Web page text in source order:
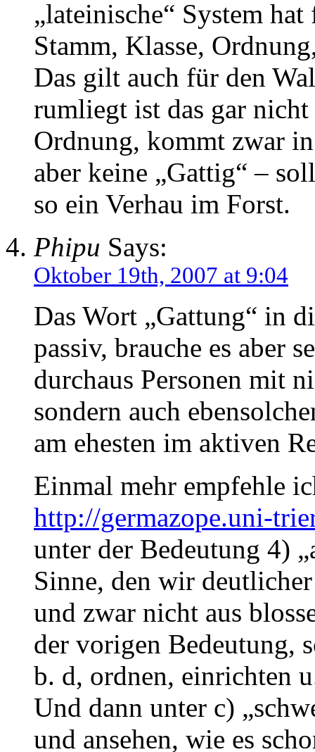
„lateinische“ System
Stamm, Klasse,
Das gilt auch für den
rumliegt ist das gar
Ordnung, kommt zwar
aber keine „Gattig“ –
so ein Verhau im Forst.
Phipu Says:
Oktober 19th, 2007 at 9:04
Das Wort „Gattung“ in
passiv, brauche es aber
durchaus Personen mit
sondern auch
am ehesten im aktiven
Einmal mehr empfehle
http://germazope.uni-
unter der Bedeutung 4)
Sinne, den wir
und zwar nicht aus
der vorigen Bedeutung,
b. d, ordnen, einrichten
Und dann unter c)
und ansehen, wie es